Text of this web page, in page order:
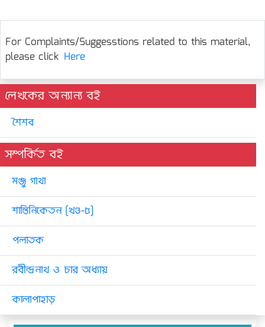
For Complaints/Suggesstions related to this material,
please click Here
লেখকের অন্যান্য বই
শৈশব
সম্পর্কিত বই
মঞ্জু গাথা
শান্তিনিকেতন [খণ্ড-৫]
পলাতক
রবীন্দ্রনাথ ও চার অধ্যায়
কালাপাহাড়